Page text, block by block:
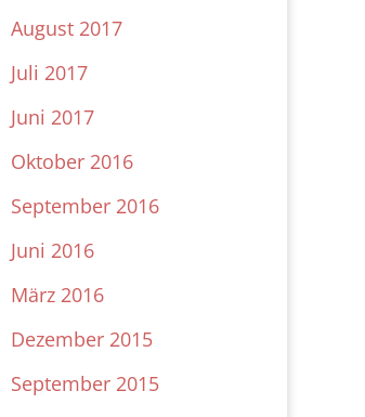
August 2017
Juli 2017
Juni 2017
Oktober 2016
September 2016
Juni 2016
März 2016
Dezember 2015
September 2015